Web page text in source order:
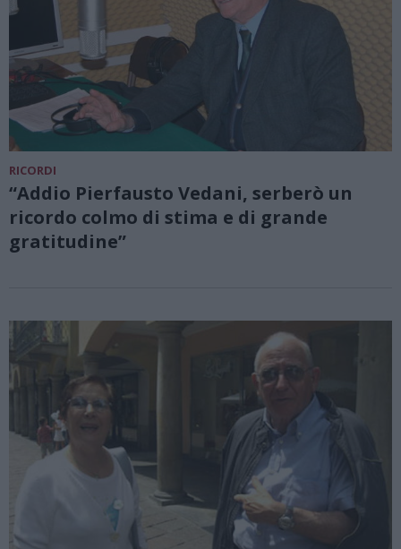
RICORDI
“Addio Pierfausto Vedani, serberò un
ricordo colmo di stima e di grande
gratitudine”